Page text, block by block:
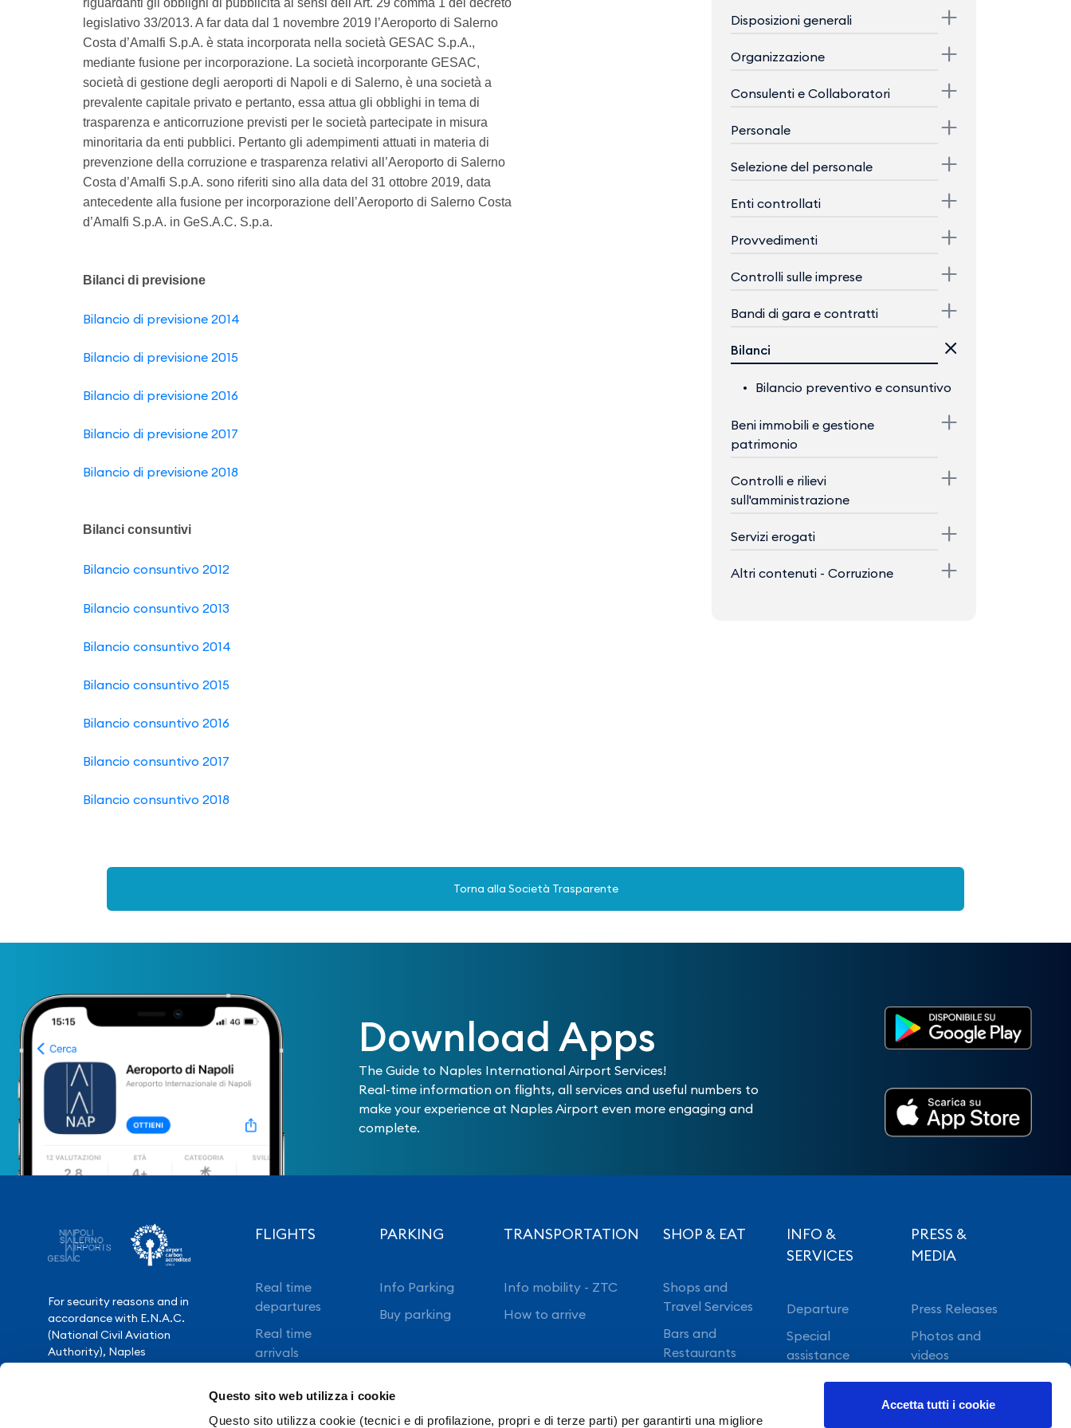
Questo sito web utilizza i cookie
Questo sito utilizza cookie (tecnici e di profilazione, propri e di terze parti) per garantirti una migliore
Accetta tutti i cookie
riguardanti gli obblighi di pubblicità ai sensi dell'Art. 29 comma 1 del decreto
legislativo 33/2013. A far data dal 1 novembre 2019 l’Aeroporto di Salerno
Costa d’Amalfi S.p.A. è stata incorporata nella società GESAC S.p.A.,
mediante fusione per incorporazione. La società incorporante GESAC,
società di gestione degli aeroporti di Napoli e di Salerno, è una società a
prevalente capitale privato e pertanto, essa attua gli obblighi in tema di
trasparenza e anticorruzione previsti per le società partecipate in misura
minoritaria da enti pubblici. Pertanto gli adempimenti attuati in materia di
prevenzione della corruzione e trasparenza relativi all’Aeroporto di Salerno
Costa d’Amalfi S.p.A. sono riferiti sino alla data del 31 ottobre 2019, data
antecedente alla fusione per incorporazione dell’Aeroporto di Salerno Costa
d’Amalfi S.p.A. in GeS.A.C. S.p.a.
Bilanci di previsione
Bilancio di previsione 2014
Bilancio di previsione 2015
Bilancio di previsione 2016
Bilancio di previsione 2017
Bilancio di previsione 2018
Bilanci consuntivi
Bilancio consuntivo 2012
Bilancio consuntivo 2013
Bilancio consuntivo 2014
Bilancio consuntivo 2015
Bilancio consuntivo 2016
Bilancio consuntivo 2017
Bilancio consuntivo 2018
Disposizioni generali
Organizzazione
Consulenti e Collaboratori
Personale
Selezione del personale
Enti controllati
Provvedimenti
Controlli sulle imprese
Bandi di gara e contratti
Bilanci
Bilancio preventivo e consuntivo
Beni immobili e gestione
patrimonio
Controlli e rilievi
sull'amministrazione
Servizi erogati
Altri contenuti - Corruzione
Torna alla Società Trasparente
Download Apps
The Guide to Naples International Airport Services!
Real-time information on flights, all services and useful numbers to
make your experience at Naples Airport even more engaging and
complete.
For security reasons and in
accordance with E.N.A.C.
(National Civil Aviation
Authority), Naples
FLIGHTS
Real time
departures
Real time
arrivals
PARKING
Info Parking
Buy parking
TRANSPORTATION
Info mobility - ZTC
How to arrive
SHOP & EAT
Shops and
Travel Services
Bars and
Restaurants
INFO &
SERVICES
Departure
Special
assistance
Vip lounge
PRESS &
MEDIA
Press Releases
Photos and
videos